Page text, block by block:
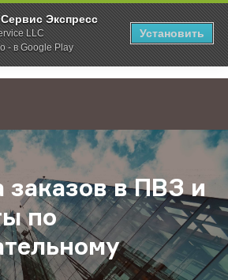
Экспресс
LLC
- в Google Play
Установить
Новости Доставка заказов в ПВЗ и
заказов в ПВЗ и
по